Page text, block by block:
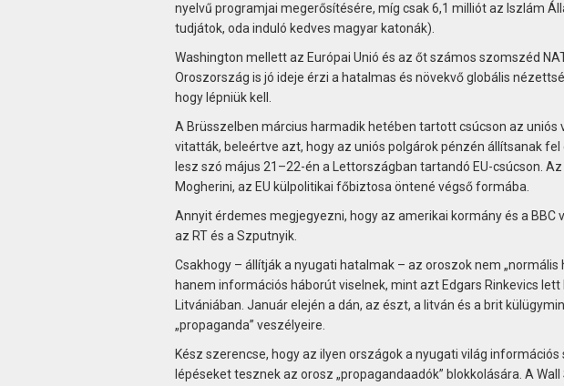
nyelvű programjai megerősítésére, míg csak 6,1 milliót az Iszlám
tudjátok, oda induló kedves magyar katonák).
Washington mellett az Európai Unió és az őt számos szomszéd
Oroszország is jó ideje érzi a hatalmas és növekvő globális
hogy lépniük kell.
A Brüsszelben március harmadik hetében tartott csúcson az
vitatták, beleértve azt, hogy az uniós polgárok pénzén állítsanak
lesz szó május 21–22-én a Lettországban tartandó EU-csúcson.
Mogherini, az EU külpolitikai főbiztosa öntené végső formába.
Annyit érdemes megjegyezni, hogy az amerikai kormány és a
az RT és a Szputnyik.
Csakhogy – állítják a nyugati hatalmak – az oroszok nem
hanem információs háborút viselnek, mint azt Edgars Rinkevics
Litvániában. Január elején a dán, az észt, a litván és a brit
„propaganda” veszélyeire.
Kész szerencse, hogy az ilyen országok a nyugati világ
lépéseket tesznek az orosz „propagandaadók” blokkolására. A